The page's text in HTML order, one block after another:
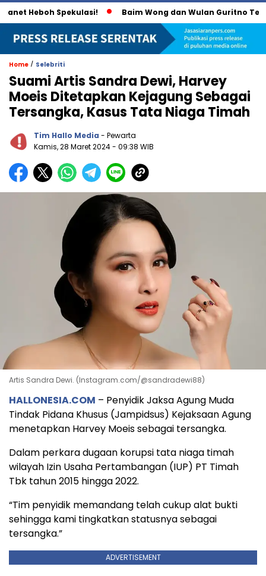
Heboh Spekulasi! Baim Wong dan Wulan Guritno
Home / Selebriti
Suami Artis Sandra Dewi, Harvey
Moeis Ditetapkan Kejagung Sebagai
Tersangka, Kasus Tata Niaga Timah
Tim Hallo Media - Pewarta
Kamis, 28 Maret 2024- 09:38 WIB
Artis Sandra Dewi. (Instagram.com/@sandradewi88)
HALLONESIA.COM – Penyidik Jaksa Agung Muda
Tindak Pidana Khusus (Jampidsus) Kejaksaan Agung
menetapkan Harvey Moeis sebagai tersangka.
Dalam perkara dugaan korupsi tata niaga timah
wilayah Izin Usaha Pertambangan (IUP) PT Timah
Tbk tahun 2015 hingga 2022.
“Tim penyidik memandang telah cukup alat bukti
sehingga kami tingkatkan statusnya sebagai
tersangka.”
ADVERTISEMENT